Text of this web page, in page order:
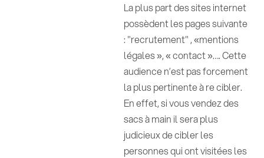
La plus part des sites internet
possèdent les pages suivante
: "recrutement" , «mentions
légales », « contact »…. Cette
audience n’est pas forcement
la plus pertinente à re cibler.
En effet, si vous vendez des
sacs à main il sera plus
judicieux de cibler les
personnes qui ont visitées les